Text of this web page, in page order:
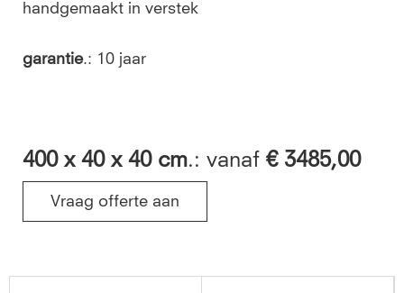
handgemaakt in verstek
garantie.: 10 jaar
400 x 40 x 40 cm.: vanaf € 3485,00
Vraag offerte aan